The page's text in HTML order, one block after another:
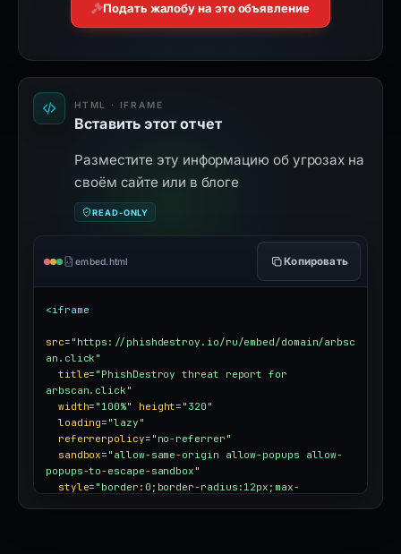
Подать жалобу на это объявление
HTML · IFRAME
Вставить этот отчет
Разместите эту информацию об угрозах на
своём сайте или в блоге
READ-ONLY
embed.html Копировать
<iframe
src= "https://phishdestroy.io/ru/embed/domain/arbsc
an.click"
title= "PhishDestroy threat report for
arbscan.click"
width= "100%" height= "320"
loading= "lazy"
referrerpolicy= "no-referrer"
sandbox= "allow-same-origin allow-popups allow-
popups-to-escape-sandbox"
style= "border:0;border-radius:12px;max-